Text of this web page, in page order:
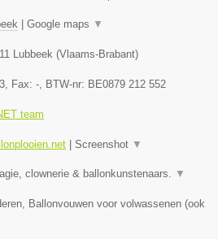
Google maps ▼
Lubbeek (Vlaams-Brabant)
, Fax: -, BTW-nr: BE0879 212 552
team
Screenshot ▼
clownerie & ballonkunstenaars. ▼
Ballonvouwen voor volwassenen (ook